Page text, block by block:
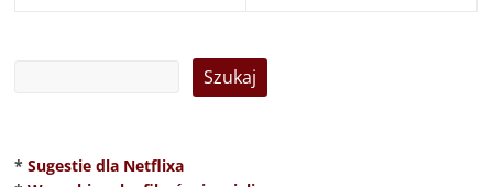
* Sugestie dla Netflixa